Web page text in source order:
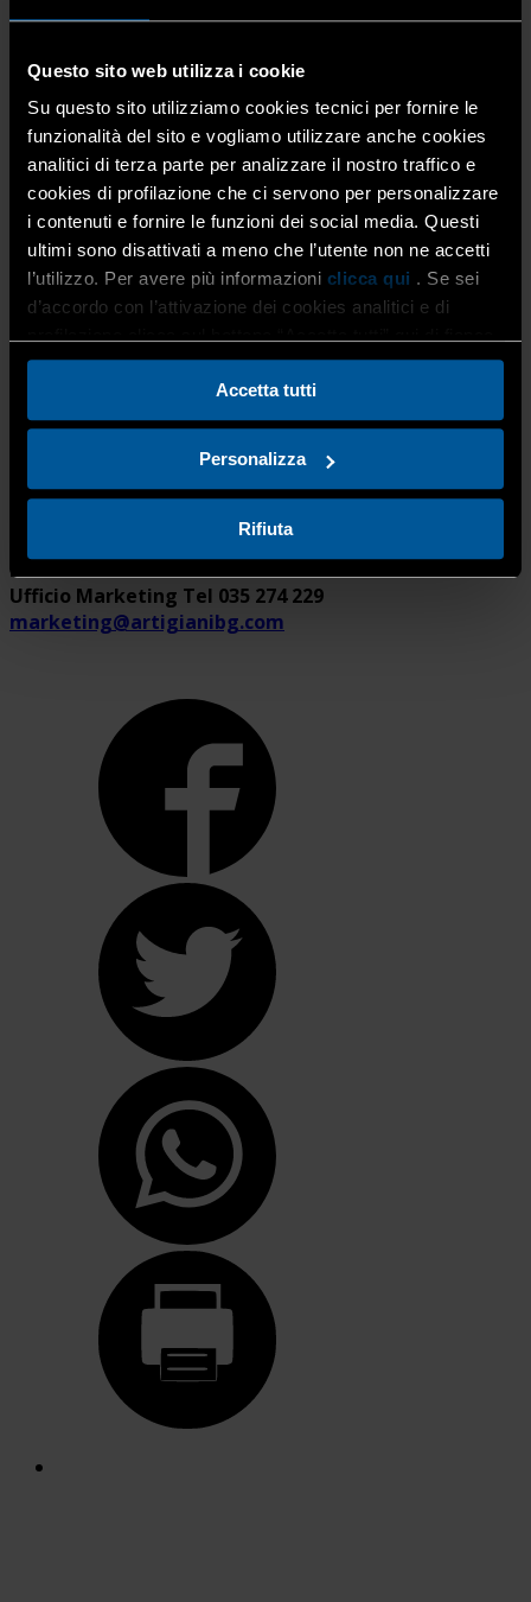
Questo sito web utilizza i cookie
Su questo sito utilizziamo cookies tecnici per fornire le
funzionalità del sito e vogliamo utilizzare anche cookies
analitici di terza parte per analizzare il nostro traffico e
cookies di profilazione che ci servono per personalizzare
i contenuti e fornire le funzioni dei social media. Questi
ultimi sono disattivati a meno che l’utente non ne accetti
l’utilizzo. Per avere più informazioni clicca qui . Se sei
d’accordo con l’attivazione dei cookies analitici e di
Accetta tutti
Personalizza
Rifiuta
aziendali
I Vantaggi Esclusivi per gli Associati Confartigianato
Consulenza gratuitaper analizzare le necessità
aziendali in ambito digitalizzazione, marketing, e
gestione risorse umane
per il project management
immagine coordinata
Sconto del 25%sulla creazione di siti web
sconto del 25%
anche sulla
Per informazioni:
Ufficio Marketing Tel 035 274 229
marketing@artigianibg.com